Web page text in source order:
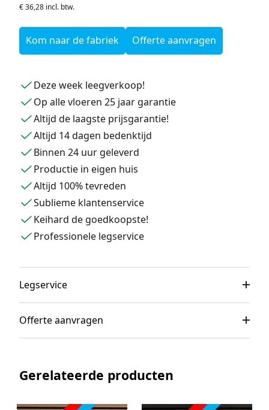
€ 36,28 incl. btw.
Kom naar de fabriek Offerte aanvragen
Deze week leegverkoop!
Op alle vloeren 25 jaar garantie
Altijd de laagste prijsgarantie!
Altijd 14 dagen bedenktijd
Binnen 24 uur geleverd
Productie in eigen huis
Altijd 100% tevreden
Sublieme klantenservice
Keihard de goedkoopste!
Professionele legservice
Legservice
Offerte aanvragen
Gerelateerde producten